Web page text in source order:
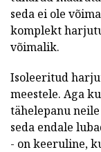
seda ei ole
komplekt
võimalik.
Isoleeritud
meestele. Aga
tähelepanu
seda endale
- on keeruline,